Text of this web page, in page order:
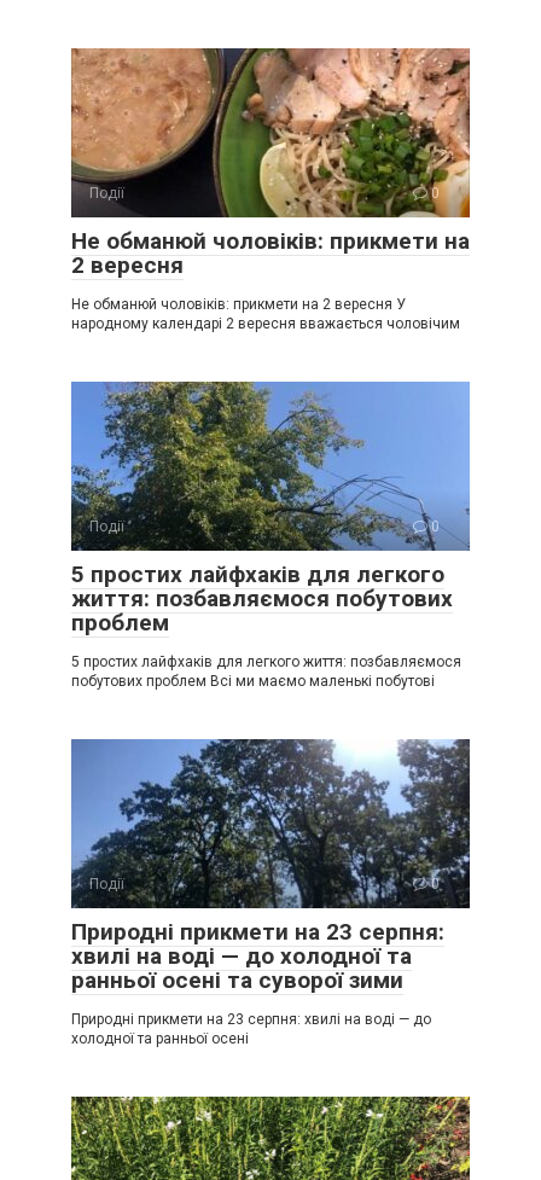
Події 0
Не обманюй чоловіків: прикмети на
2 вересня
Не обманюй чоловіків: прикмети на 2 вересня У
народному календарі 2 вересня вважається чоловічим
Події 0
5 простих лайфхаків для легкого
життя: позбавляємося побутових
проблем
5 простих лайфхаків для легкого життя: позбавляємося
побутових проблем Всі ми маємо маленькі побутові
Події 0
Природні прикмети на 23 серпня:
хвилі на воді — до холодної та
ранньої осені та суворої зими
Природні прикмети на 23 серпня: хвилі на воді — до
холодної та ранньої осені